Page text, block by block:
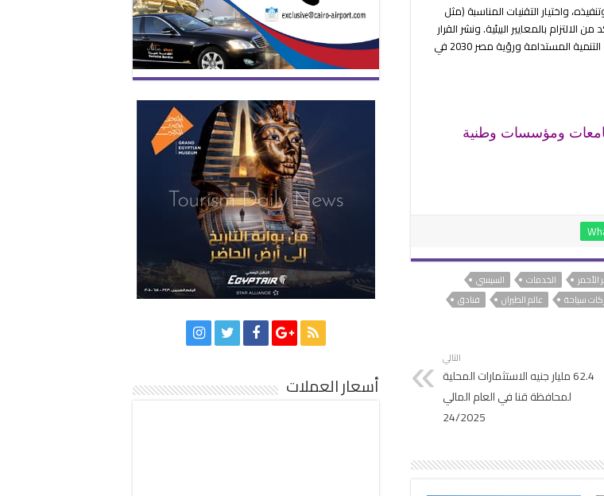
واختيار التقنيات المناسبة (مثل
بالمعايير البيئية. ونشر القرار
في العدد الأخير من الجريدة الرسمية. مما يظهر التزام الدولة بتحقيق أهداف التنمية المستدامة ورؤية مصر 2030 في
ومؤسسات وطنية
الأحمر الخدمات
السيسي
سياحة عالم الطيران
فنادق
التالي
62.4 مليار جنيه الاستثمارات المحلية
لمحافظة قنا في العام المالي
24/2025
أسعار العملات